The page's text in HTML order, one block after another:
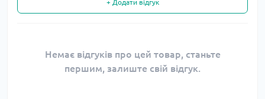
+ Додати відгук
Немає відгуків про цей товар, станьте
першим, залиште свій відгук.